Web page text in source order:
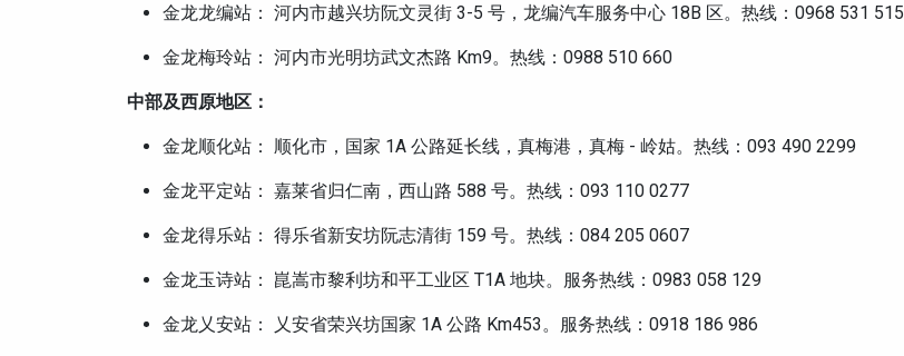
金龙龙编站： 河内市越兴坊阮文灵街 3-5 号，龙编汽车服务中心 18B 区。热线：0968 531 515
金龙梅玲站： 河内市光明坊武文杰路 Km9。热线：0988 510 660
中部及西原地区：
金龙顺化站： 顺化市，国家 1A 公路延长线，真梅港，真梅 - 岭姑。热线：093 490 2299
金龙平定站： 嘉莱省归仁南，西山路 588 号。热线：093 110 0277
金龙得乐站： 得乐省新安坊阮志清街 159 号。热线：084 205 0607
金龙玉诗站： 崑嵩市黎利坊和平工业区 T1A 地块。服务热线：0983 058 129
金龙乂安站： 乂安省荣兴坊国家 1A 公路 Km453。服务热线：0918 186 986